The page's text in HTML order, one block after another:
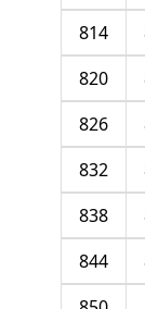
814
820
826
832
838
844